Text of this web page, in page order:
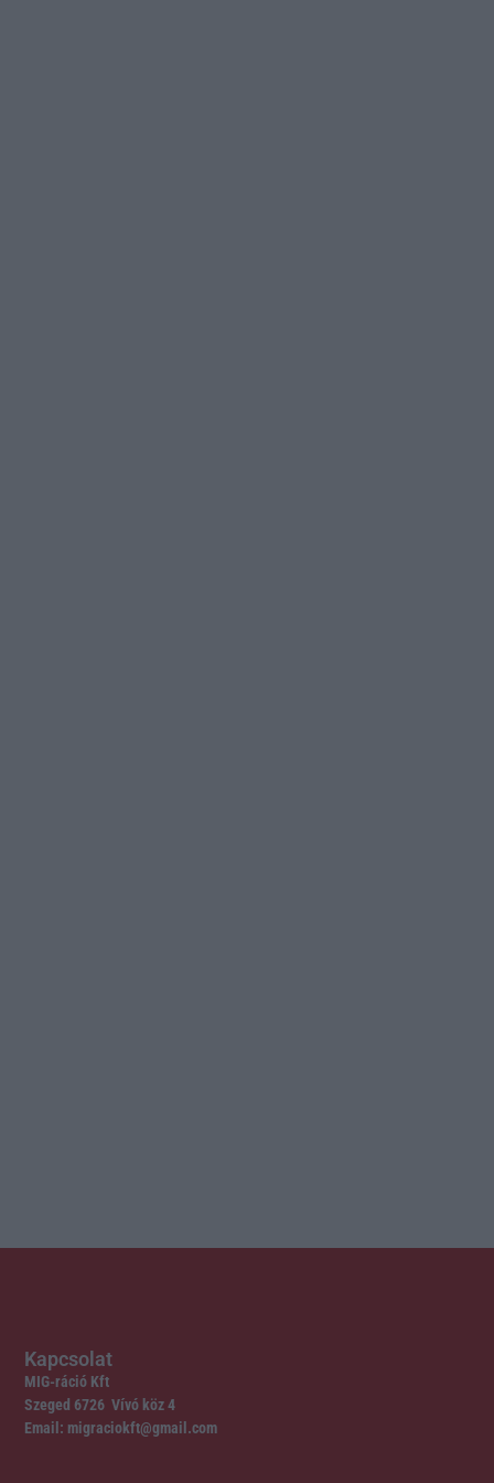
Kapcsolat
MIG-ráció Kft
Szeged 6726 Vívó köz 4
Email: migraciokft@gmail.com